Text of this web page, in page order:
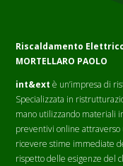
Riscaldamento
MORTELLARO PAOLO
int&ext è un’impresa di
Specializzata in
mano utilizzando materiali
preventivi online attraverso
ricevere stime immediate
rispetto delle esigenze del